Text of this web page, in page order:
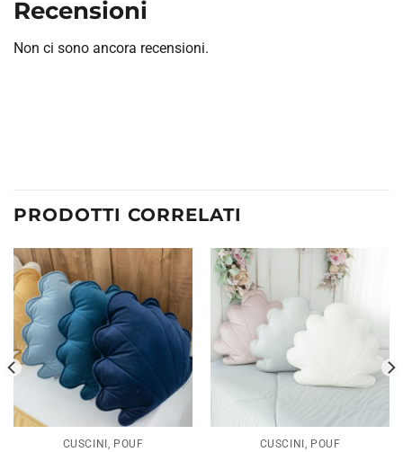
Recensioni
Non ci sono ancora recensioni.
PRODOTTI CORRELATI
CUSCINI, POUF CUSCINI, POUF